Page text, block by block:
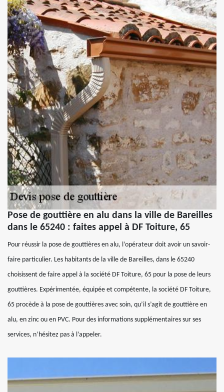
Pose de gouttière en alu dans la ville de Bareilles
dans le 65240 : faites appel à DF Toiture, 65
Pour réussir la pose de gouttières en alu, l’opérateur doit avoir un savoir-
faire particulier. Les habitants de la ville de Bareilles, dans le 65240
choisissent de faire appel à la société DF Toiture, 65 pour la pose de leurs
gouttières. Expérimentée, équipée et compétente, la société DF Toiture,
65 procède à la pose de gouttières avec soin, qu’il s’agit de gouttière en
alu, en zinc ou en PVC. Pour des informations supplémentaires sur ses
services, n’hésitez pas à l’appeler.